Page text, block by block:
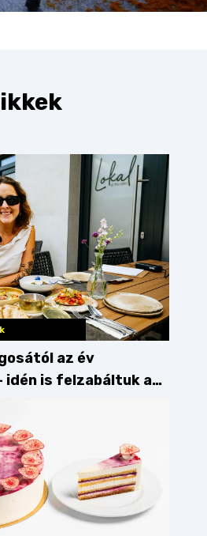
az év
is felzabáltuk a